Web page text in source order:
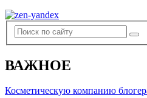
ВАЖНОЕ
Косметическую компанию